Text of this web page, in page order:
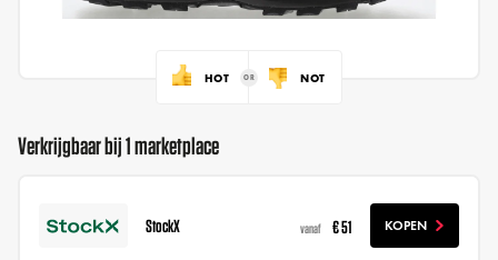
HOT NOT
Verkrijgbaar bij 1 marketplace
StockX vanaf € 51 KOPEN